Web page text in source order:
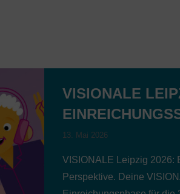
VISIONALE
13. Mai 2026
VISIONALE Leipzig 2026:
Perspektive. Deine